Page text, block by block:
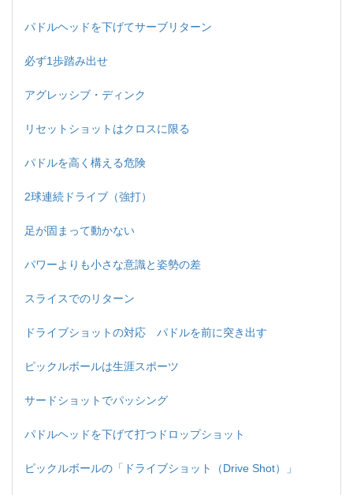
パドルヘッドを下げてサーブリターン
必ず1歩踏み出せ
アグレッシブ・ディンク
リセットショットはクロスに限る
パドルを高く構える危険
2球連続ドライブ（強打）
足が固まって動かない
パワーよりも小さな意識と姿勢の差
スライスでのリターン
ドライブショットの対応 パドルを前に突き出す
ピックルボールは生涯スポーツ
サードショットでパッシング
パドルヘッドを下げて打つドロップショット
ピックルボールの「ドライブショット（Drive Shot）」